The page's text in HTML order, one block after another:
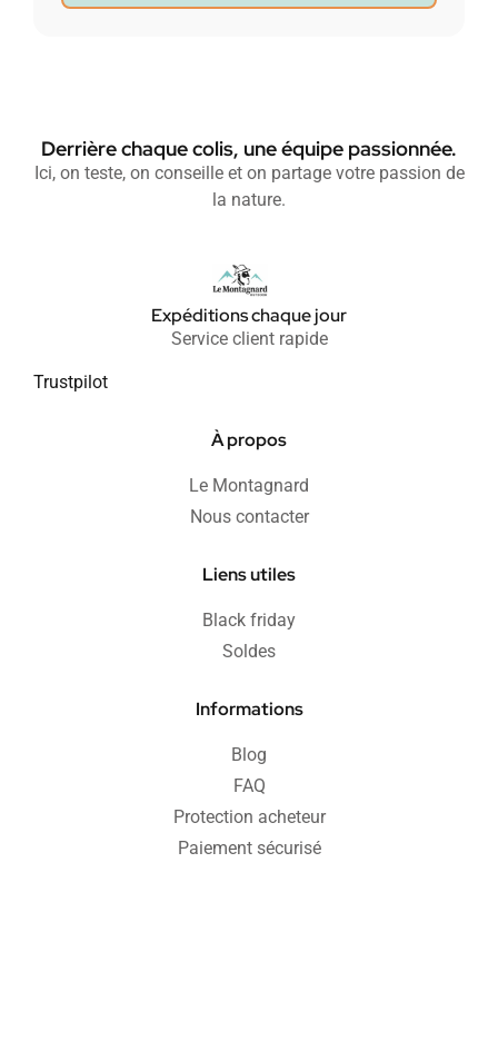
Derrière chaque colis, une équipe passionnée.
Ici, on teste, on conseille et on partage votre passion de
la nature.
Expéditions chaque jour
Service client rapide
Trustpilot
À propos
Le Montagnard
Nous contacter
Liens utiles
Black friday
Soldes
Informations
Blog
FAQ
Protection acheteur
Paiement sécurisé